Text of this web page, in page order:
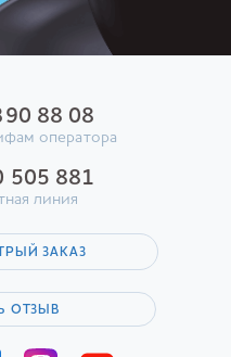
88 08
оператора
505 881
линия
ЗАКАЗ
ОТЗЫВ